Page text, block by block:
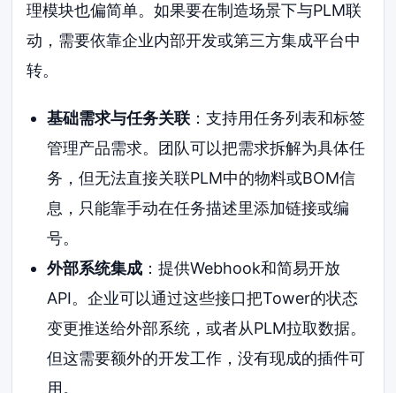
理模块也偏简单。如果要在制造场景下与PLM联
动，需要依靠企业内部开发或第三方集成平台中
转。
基础需求与任务关联：支持用任务列表和标签
管理产品需求。团队可以把需求拆解为具体任
务，但无法直接关联PLM中的物料或BOM信
息，只能靠手动在任务描述里添加链接或编
号。
外部系统集成：提供Webhook和简易开放
API。企业可以通过这些接口把Tower的状态
变更推送给外部系统，或者从PLM拉取数据。
但这需要额外的开发工作，没有现成的插件可
用。